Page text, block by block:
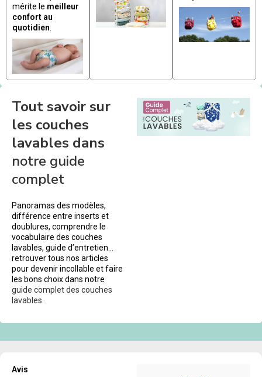
mérite le meilleur
confort au
quotidien
Tout savoir sur
les couches
lavables dans
notre guide
complet
Panoramas des modèles,
différence entre inserts et
doublures, comprendre le
vocabulaire des couches
lavables, guide d’entretien…
retrouver tous nos articles
pour devenir incollable et faire
les bons choix dans notre
guide complet des couches
lavables.
Avis